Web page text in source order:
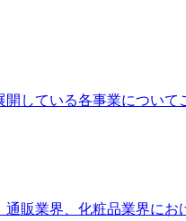
している各事業について
販業界、化粧品業界にお